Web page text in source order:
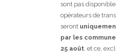
sont pas
opérateurs de
seront
par les
25 août, et ce,